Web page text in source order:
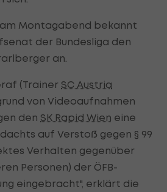
Montagabend bekannt
der Bundesliga den
an.
(Trainer SC Austria
von Videoaufnahmen
den SK Rapid Wien eine
auf Verstoß gegen § 99
Verhalten gegenüber
Personen) der ÖFB-
eingebracht", erklärt die